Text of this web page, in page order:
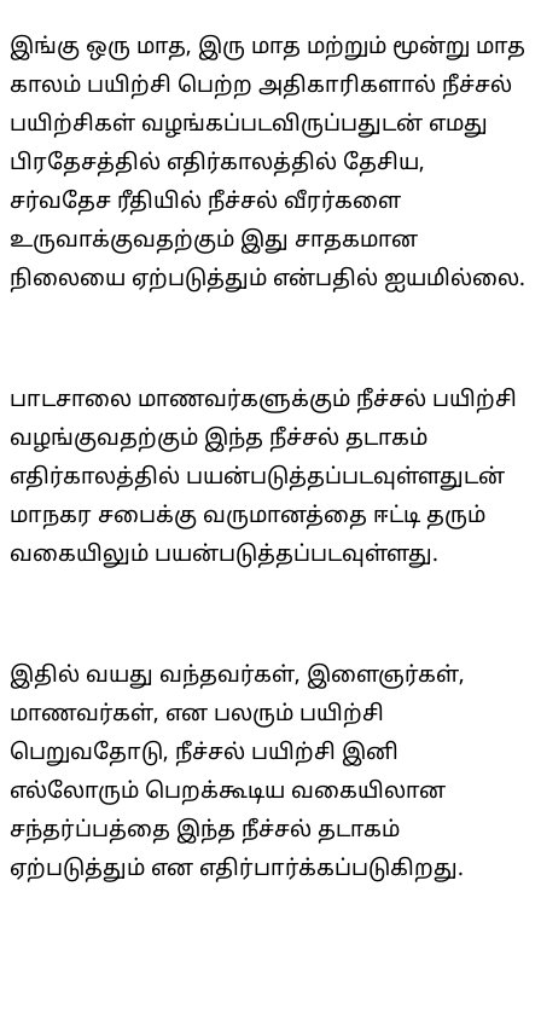
இங்கு ஒரு மாத, இரு மாத மற்றும் மூன்று மாத
காலம் பயிற்சி பெற்ற அதிகாரிகளால் நீச்சல்
பயிற்சிகள் வழங்கப்படவிருப்பதுடன் எமது
பிரதேசத்தில் எதிர்காலத்தில் தேசிய,
சர்வதேச ரீதியில் நீச்சல் வீரர்களை
உருவாக்குவதற்கும் இது சாதகமான
நிலையை ஏற்படுத்தும் என்பதில் ஐயமில்லை.
பாடசாலை மாணவர்களுக்கும் நீச்சல் பயிற்சி
வழங்குவதற்கும் இந்த நீச்சல் தடாகம்
எதிர்காலத்தில் பயன்படுத்தப்படவுள்ளதுடன்
மாநகர சபைக்கு வருமானத்தை ஈட்டி தரும்
வகையிலும் பயன்படுத்தப்படவுள்ளது.
இதில் வயது வந்தவர்கள், இளைஞர்கள்,
மாணவர்கள், என பலரும் பயிற்சி
பெறுவதோடு, நீச்சல் பயிற்சி இனி
எல்லோரும் பெறக்கூடிய வகையிலான
சந்தர்ப்பத்தை இந்த நீச்சல் தடாகம்
ஏற்படுத்தும் என எதிர்பார்க்கப்படுகிறது.